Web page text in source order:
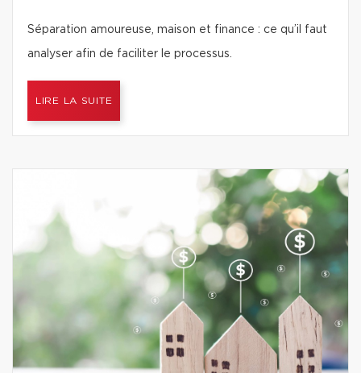
Séparation amoureuse, maison et finance : ce qu’il faut
analyser afin de faciliter le processus.
LIRE LA SUITE